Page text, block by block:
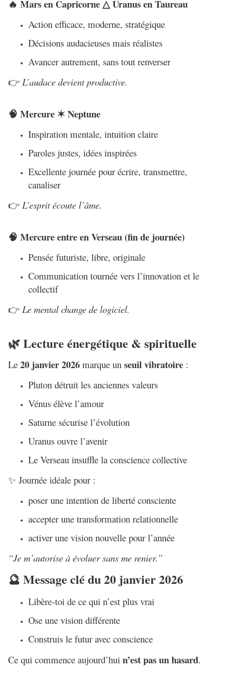
🔥 Mars en Capricorne △ Uranus en Taureau
Action efficace, moderne, stratégique
Décisions audacieuses mais réalistes
Avancer autrement, sans tout renverser
👉 L’audace devient productive.
🧠 Mercure ✶ Neptune
Inspiration mentale, intuition claire
Paroles justes, idées inspirées
Excellente journée pour écrire, transmettre,
canaliser
👉 L’esprit écoute l’âme.
🧠 Mercure entre en Verseau (fin de journée)
Pensée futuriste, libre, originale
Communication tournée vers l’innovation et le
collectif
👉 Le mental change de logiciel.
🌿 Lecture énergétique & spirituelle
Le 20 janvier 2026 marque un seuil vibratoire :
Pluton détruit les anciennes valeurs
Vénus élève l’amour
Saturne sécurise l’évolution
Uranus ouvre l’avenir
Le Verseau insuffle la conscience collective
✨ Journée idéale pour :
poser une intention de liberté consciente
accepter une transformation relationnelle
activer une vision nouvelle pour l’année
“Je m’autorise à évoluer sans me renier.”
🔮 Message clé du 20 janvier 2026
Libère-toi de ce qui n’est plus vrai
Ose une vision différente
Construis le futur avec conscience
Ce qui commence aujourd’hui n’est pas un hasard.